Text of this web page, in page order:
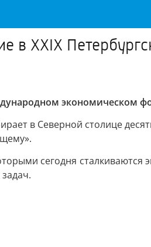
в XXIX
экономическом
в Северной столице
сегодня